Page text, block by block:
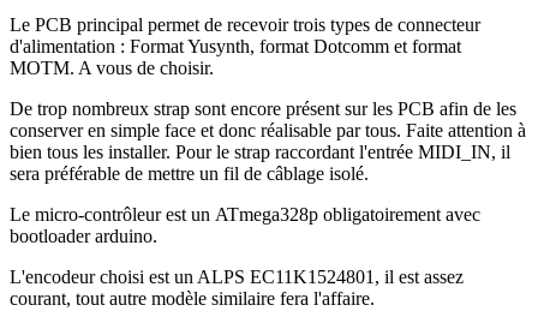
Le PCB principal permet de recevoir trois types de connecteur
d'alimentation : Format Yusynth, format Dotcomm et format
MOTM. A vous de choisir.
De trop nombreux strap sont encore présent sur les PCB afin de les
conserver en simple face et donc réalisable par tous. Faite attention à
bien tous les installer. Pour le strap raccordant l'entrée MIDI_IN, il
sera préférable de mettre un fil de câblage isolé.
Le micro-contrôleur est un ATmega328p obligatoirement avec
bootloader arduino.
L'encodeur choisi est un ALPS EC11K1524801, il est assez
courant, tout autre modèle similaire fera l'affaire.